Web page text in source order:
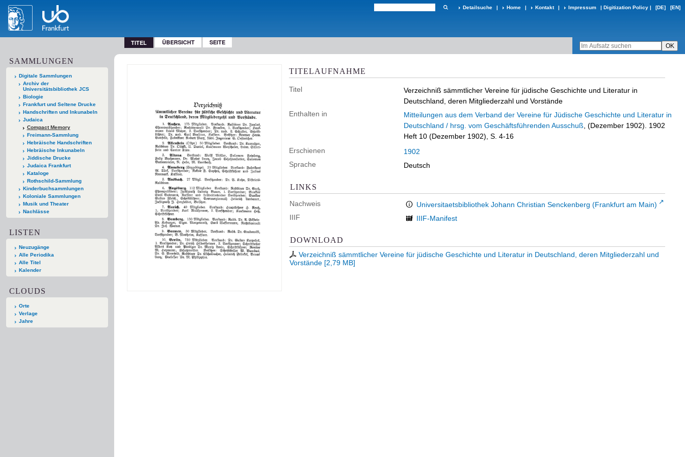
Detailsuche | Home | Kontakt | Impressum | Digitization Policy | [DE] [EN]
TITEL ÜBERSICHT SEITE
SAMMLUNGEN
Digitale Sammlungen
Archiv der
Universitätsbibliothek JCS
Biologie
Frankfurt und Seltene Drucke
Handschriften und Inkunabeln
Judaica
Compact Memory
Freimann-Sammlung
Hebräische Handschriften
Hebräische Inkunabeln
Jiddische Drucke
Judaica Frankfurt
Kataloge
Rothschild-Sammlung
Kinderbuchsammlungen
Koloniale Sammlungen
Musik und Theater
Nachlässe
LISTEN
Neuzugänge
Alle Periodika
Alle Titel
Kalender
CLOUDS
Orte
Verlage
Jahre
TITELAUFNAHME
Titel
Verzeichniß sämmtlicher Vereine für jüdische Geschichte und Literatur in
Deutschland, deren Mitgliederzahl und Vorstände
Enthalten in
Mitteilungen aus dem Verband der Vereine für Jüdische Geschichte und Literatur in
Deutschland / hrsg. vom Geschäftsführenden Ausschuß , (Dezember 1902). 1902
Heft 10 (Dezember 1902), S. 4-16
Erschienen
1902
Sprache
Deutsch
LINKS
Nachweis
Universitaetsbibliothek Johann Christian Senckenberg (Frankfurt am Main)
IIIF
IIIF-Manifest
DOWNLOAD
Verzeichniß sämmtlicher Vereine für jüdische Geschichte und Literatur in Deutschland, deren Mitgliederzahl und
Vorstände [2,79 MB]